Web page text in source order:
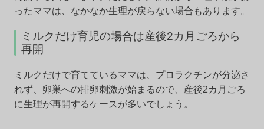
ったママは、なかなか生理が戻らない場合もあります。
ミルクだけ育児の場合は産後2カ月ごろから
再開
ミルクだけで育てているママは、プロラクチンが分泌さ
れず、卵巣への排卵刺激が始まるので、産後2カ月ごろ
に生理が再開するケースが多いでしょう。